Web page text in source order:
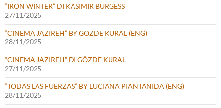
“IRON WINTER” DI KASIMIR BURGESS
27/11/2025
“CINEMA JAZIREH” BY GÖZDE KURAL (ENG)
28/11/2025
“CINEMA JAZIREH” DI GÖZDE KURAL
27/11/2025
“TODAS LAS FUERZAS” BY LUCIANA PIANTANIDA (ENG)
28/11/2025